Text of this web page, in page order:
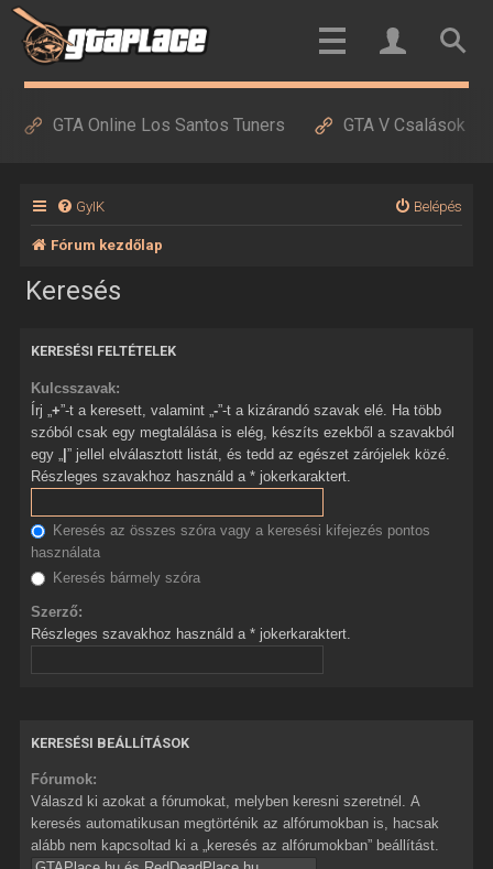
GTA Online Los Santos Tuners GTA V Csalások
GyIK Belépés
Fórum kezdőlap
Keresés
KERESÉSI FELTÉTELEK
Kulcsszavak:
Írj „ +”-t a keresett, valamint „ -”-t a kizárandó szavak elé. Ha több
szóból csak egy megtalálása is elég, készíts ezekből a szavakból
egy „ |” jellel elválasztott listát, és tedd az egészet zárójelek közé.
Részleges szavakhoz használd a * jokerkaraktert.
Keresés az összes szóra vagy a keresési kifejezés pontos
használata
Keresés bármely szóra
Szerző:
Részleges szavakhoz használd a * jokerkaraktert.
KERESÉSI BEÁLLÍTÁSOK
Fórumok:
Válaszd ki azokat a fórumokat, melyben keresni szeretnél. A
keresés automatikusan megtörténik az alfórumokban is, hacsak
alább nem kapcsoltad ki a „keresés az alfórumokban” beállítást.